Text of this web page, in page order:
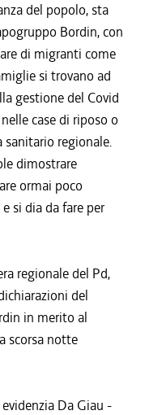
del popolo, sta
Bordin, con
di migranti come
si trovano ad
gestione del Covid
case di riposo o
regionale.
dimostrare
ormai poco
si dia da fare per
regionale del Pd,
del
in merito al
scorsa notte
Da Giau -